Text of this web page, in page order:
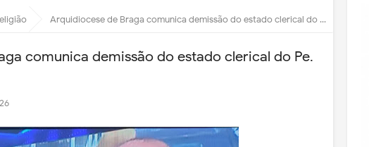
Arquidiocese de Braga comunica demissão do estado clerical do Pe. Albino Meireles
comunica demissão do estado clerical do Pe.